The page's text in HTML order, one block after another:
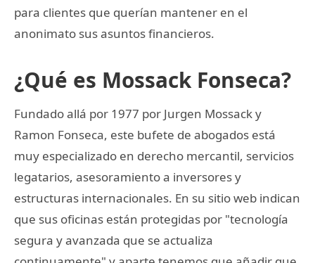
para clientes que querían mantener en el
anonimato sus asuntos financieros.
¿Qué es Mossack Fonseca?
Fundado allá por 1977 por Jurgen Mossack y
Ramon Fonseca, este bufete de abogados está
muy especializado en derecho mercantil, servicios
legatarios, asesoramiento a inversores y
estructuras internacionales. En su sitio web indican
que sus oficinas están protegidas por "tecnología
segura y avanzada que se actualiza